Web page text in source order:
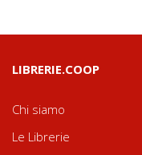
LIBRERIE.COOP
Chi siamo
Le Librerie